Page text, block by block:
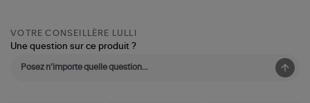
VOTRE CONSEILLÈRE LULLI
Une question sur ce produit ?